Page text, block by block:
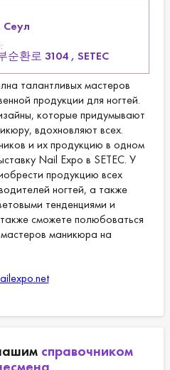
Сеул
환로 3104 , SETEC
талантливых мастеров
продукции для ногтей.
которые придумывают
вдохновляют всех.
и их продукцию в одном
Nail Expo в SETEC. У
продукцию всех
ногтей, а также
тенденциями и
сможете полюбоваться
маникюра на
справочником